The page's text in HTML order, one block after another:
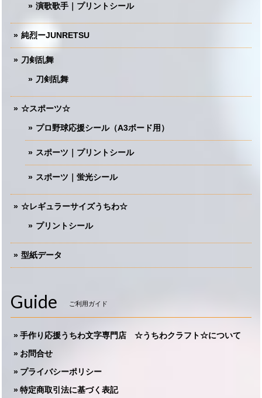
演歌歌手｜プリントシール
純烈ーJUNRETSU
刀剣乱舞
刀剣乱舞
☆スポーツ☆
プロ野球応援シール（A3ボード用）
スポーツ｜プリントシール
スポーツ｜蛍光シール
☆レギュラーサイズうちわ☆
プリントシール
型紙データ
Guide ご利用ガイド
手作り応援うちわ文字専門店 ☆うちわクラフト☆について
お問合せ
プライバシーポリシー
特定商取引法に基づく表記